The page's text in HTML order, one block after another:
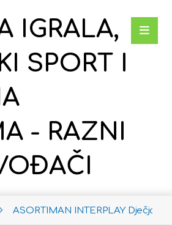
IGRALA,
SPORT I
- RAZNI
ASORTIMAN INTERPLAY Dječja